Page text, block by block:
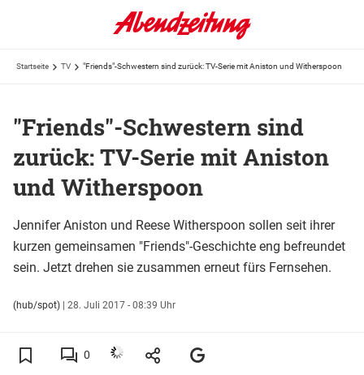
Startseite TV "Friends"-Schwestern sind zurück: TV-Serie mit Aniston und Witherspoon
"Friends"-Schwestern sind
zurück: TV-Serie mit Aniston
und Witherspoon
Jennifer Aniston und Reese Witherspoon sollen seit ihrer
kurzen gemeinsamen "Friends"-Geschichte eng befreundet
sein. Jetzt drehen sie zusammen erneut fürs Fernsehen.
(hub/spot) | 28. Juli 2017 - 08:39 Uhr
0